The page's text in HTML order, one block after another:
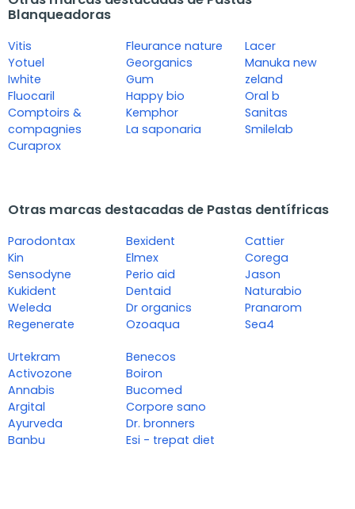
Blanqueadoras
Vitis
Yotuel
Iwhite
Fluocaril
Comptoirs &
compagnies
Curaprox
Fleurance nature
Georganics
Gum
Happy bio
Kemphor
La saponaria
Lacer
Manuka new
zeland
Oral b
Sanitas
Smilelab
Otras marcas destacadas de Pastas dentífricas
Parodontax
Kin
Sensodyne
Kukident
Weleda
Regenerate
Bexident
Elmex
Perio aid
Dentaid
Dr organics
Ozoaqua
Cattier
Corega
Jason
Naturabio
Pranarom
Sea4
Urtekram
Activozone
Annabis
Argital
Ayurveda
Banbu
Benecos
Boiron
Bucomed
Corpore sano
Dr. bronners
Esi - trepat diet